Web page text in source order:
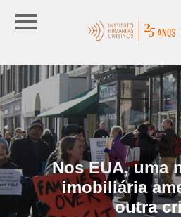
Nos EUA, uma
imobiliária
outra